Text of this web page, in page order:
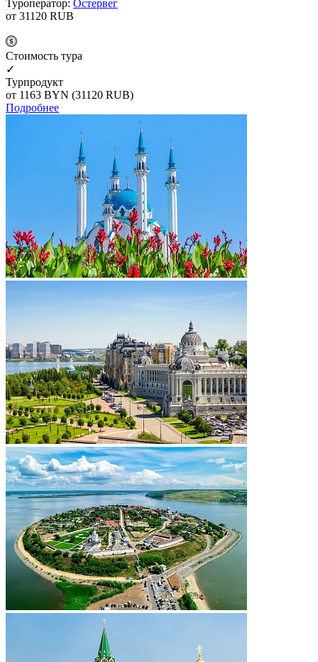
Туроператор: Остервег
от 31120 RUB
Cтоимость тура
✓
Турпродукт
от 1163 BYN (31120 RUB)
Подробнее